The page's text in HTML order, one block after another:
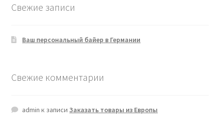
Свежие записи
Ваш персональный байер в Германии
Свежие комментарии
admin к записиЗаказать товары из Европы